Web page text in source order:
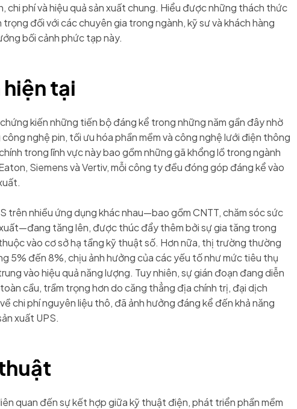
chi phí và hiệu quả sản xuất chung. Hiểu được những thách thức
trọng đối với các chuyên gia trong ngành, kỹ sư và khách hàng
bối cảnh phức tạp này.
tại
kiến những tiến bộ đáng kể trong những năm gần đây nhờ
nghệ pin, tối ưu hóa phần mềm và công nghệ lưới điện thông
trong lĩnh vực này bao gồm những gã khổng lồ trong ngành
Siemens và Vertiv, mỗi công ty đều đóng góp đáng kể vào
trên nhiều ứng dụng khác nhau—bao gồm CNTT, chăm sóc sức
tăng lên, được thúc đẩy thêm bởi sự gia tăng trong
vào cơ sở hạ tầng kỹ thuật số. Hơn nữa, thị trường thường
5% đến 8%, chịu ảnh hưởng của các yếu tố như mức tiêu thụ
vào hiệu quả năng lượng. Tuy nhiên, sự gián đoạn đang diễn
cầu, trầm trọng hơn do căng thẳng địa chính trị, đại dịch
chi phí nguyên liệu thô, đã ảnh hưởng đáng kể đến khả năng
xuất UPS.
quan đến sự kết hợp giữa kỹ thuật điện, phát triển phần mềm